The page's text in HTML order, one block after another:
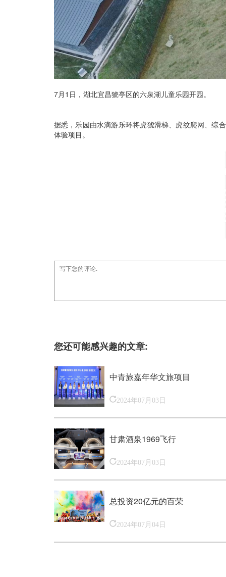
7月1日，湖北宜昌猇亭区的六泉湖儿童乐园开园。
据悉，乐园由水滴游乐环将虎猇滑梯、虎纹爬网、综
体验项目。
您还可能感兴趣的文章:
中青旅嘉年华文旅项目
2024年07月03日
甘肃酒泉1969飞行
2024年07月03日
总投资20亿元的百荣
2024年07月04日